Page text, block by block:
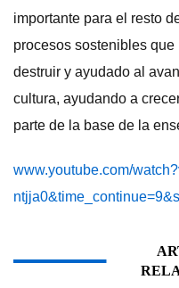
importante para el resto
procesos sostenibles
destruir y ayudado al
cultura, ayudando a
parte de la base de la
www.youtube.com/